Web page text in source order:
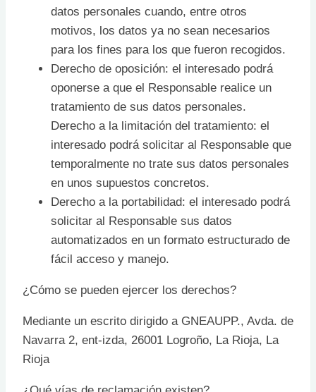
datos personales cuando, entre otros
motivos, los datos ya no sean necesarios
para los fines para los que fueron recogidos.
Derecho de oposición: el interesado podrá
oponerse a que el Responsable realice un
tratamiento de sus datos personales.
Derecho a la limitación del tratamiento: el
interesado podrá solicitar al Responsable que
temporalmente no trate sus datos personales
en unos supuestos concretos.
Derecho a la portabilidad: el interesado podrá
solicitar al Responsable sus datos
automatizados en un formato estructurado de
fácil acceso y manejo.
¿Cómo se pueden ejercer los derechos?
Mediante un escrito dirigido a GNEAUPP., Avda. de
Navarra 2, ent-izda, 26001 Logroño, La Rioja, La
Rioja